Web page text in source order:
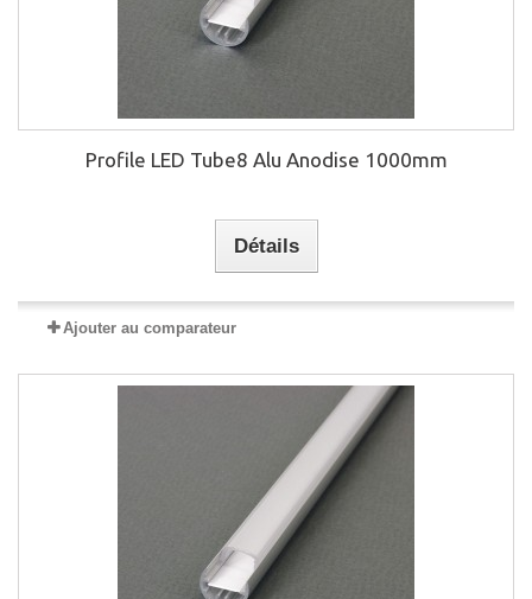
Profile LED Tube8 Alu Anodise 1000mm
Détails
Ajouter au comparateur